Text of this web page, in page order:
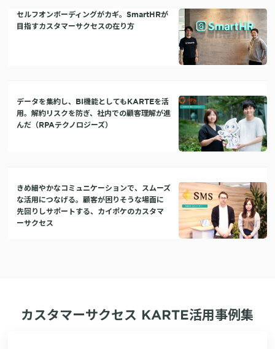
セルフオンボーディングがカギ。SmartHRが
目指すカスタマーサクセスの在り方
データを集約し、BI機能としてもKARTEを活
用。解約リスクを防ぎ、社内での顧客理解が進
んだ（RPAテクノロジーズ）
きめ細やかなコミュニケーションで、スムーズ
な活用につなげる。顧客が困りそうな場面に
先回りしサポートする、カイポケのカスタマ
ーサクセス
カスタマーサクセス KARTE活用事例集